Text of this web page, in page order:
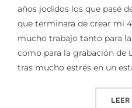
años jodidos los que pasé
que terminara de crear mí
mucho trabajo tanto para
como para la grabación de
tras mucho estrés en un